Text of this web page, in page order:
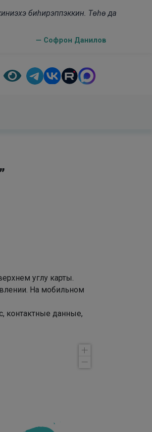
биһирэппэккин. Төһө да
— Софрон Данилов
углу карты.
На мобильном
контактные данные,